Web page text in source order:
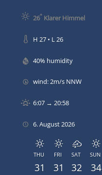
26° Klarer Himmel
H 27 • L 26
40% humidity
wind: 2m/s NNW
6:07 → 20:58
6. August 2026
THU
31
FRI
31
SAT
32
SUN
34